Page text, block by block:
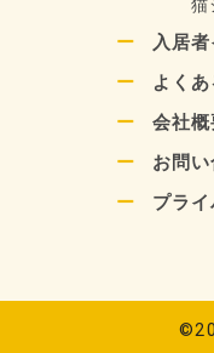
猫
入居
よく
会社概
お問
プラ